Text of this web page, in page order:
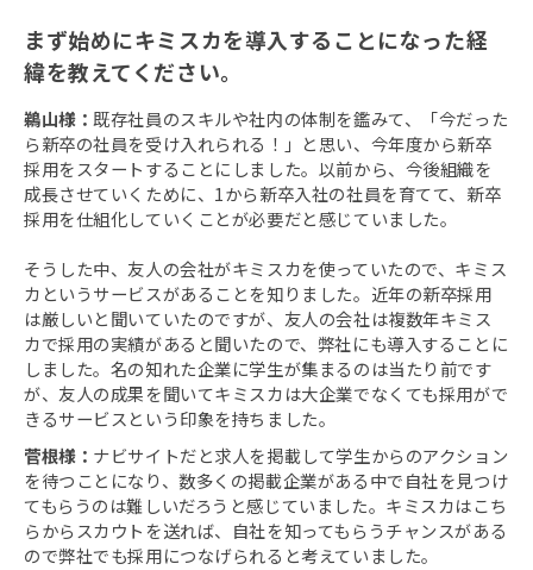
まず始めにキミスカを導入することになった経
緯を教えてください。
鵜山様：既存社員のスキルや社内の体制を鑑みて、「今だった
ら新卒の社員を受け入れられる！」と思い、今年度から新卒
採用をスタートすることにしました。以前から、今後組織を
成長させていくために、1から新卒入社の社員を育てて、新卒
採用を仕組化していくことが必要だと感じていました。
そうした中、友人の会社がキミスカを使っていたので、キミス
カというサービスがあることを知りました。近年の新卒採用
は厳しいと聞いていたのですが、友人の会社は複数年キミス
カで採用の実績があると聞いたので、弊社にも導入することに
しました。名の知れた企業に学生が集まるのは当たり前です
が、友人の成果を聞いてキミスカは大企業でなくても採用がで
きるサービスという印象を持ちました。
菅根様： ナビサイトだと求人を掲載して学生からのアクション
を待つことになり、数多くの掲載企業がある中で自社を見つけ
てもらうのは難しいだろうと感じていました。キミスカはこち
らからスカウトを送れば、自社を知ってもらうチャンスがある
ので弊社でも採用につなげられると考えていました。